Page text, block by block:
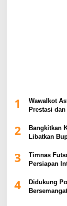
1
Wawalkot
Prestasi
2
Bangkitkan
Libatkan
3
Timnas
Persiapan
4
Didukung